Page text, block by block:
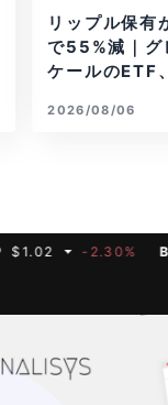
リップル保有
で55%減｜グ
ケールのETF
2026/08/06
-2.30% BNB